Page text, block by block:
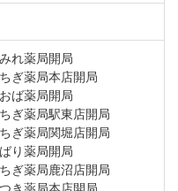
れ薬局開局
ぎ薬局本店開局
ば薬局開局
ぎ薬局駅東店開局
ぎ薬局関堀店開局
り薬局開局
ぎ薬局鹿沼店開局